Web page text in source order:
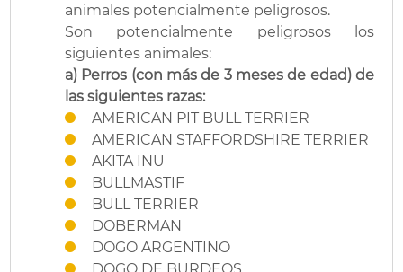
animales potencialmente peligrosos.
Son potencialmente peligrosos los
siguientes animales:
a) Perros (con más de 3 meses de edad) de
las siguientes razas:
AMERICAN PIT BULL TERRIER
AMERICAN STAFFORDSHIRE TERRIER
AKITA INU
BULLMASTIF
BULL TERRIER
DOBERMAN
DOGO ARGENTINO